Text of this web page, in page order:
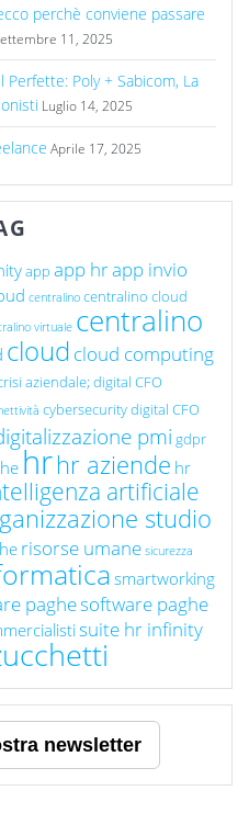
perchè conviene passare
11, 2025
Perfette: Poly + Sabicom, La
Luglio 14, 2025
Aprile 17, 2025
app app hrapp invio
centralino centralino cloud
virtuale centralino
cloud cloud computing
aziendale; digital CFO
cybersecuritydigital CFO
pmi gdpr
hrhr aziende hr
artificiale
studio
risorse umane sicurezza
smartworking
paghesoftware paghe
suite hr infinity
newsletter